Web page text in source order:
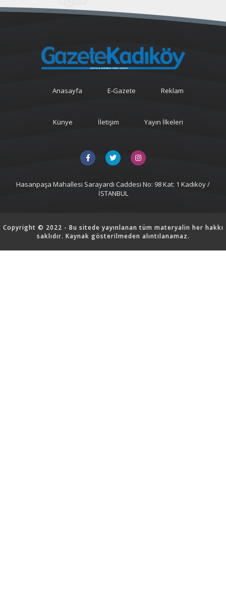
Anasayfa E-Gazete Reklam
Künye İletişim Yayın İlkeleri
Hasanpaşa Mahallesi Sarayardi Caddesi No: 98 Kat: 1 Kadıköy /
İSTANBUL
Copyright © 2022 - Bu sitede yayınlanan tüm materyalin her hakkı
saklıdır. Kaynak gösterilmeden alıntılanamaz.